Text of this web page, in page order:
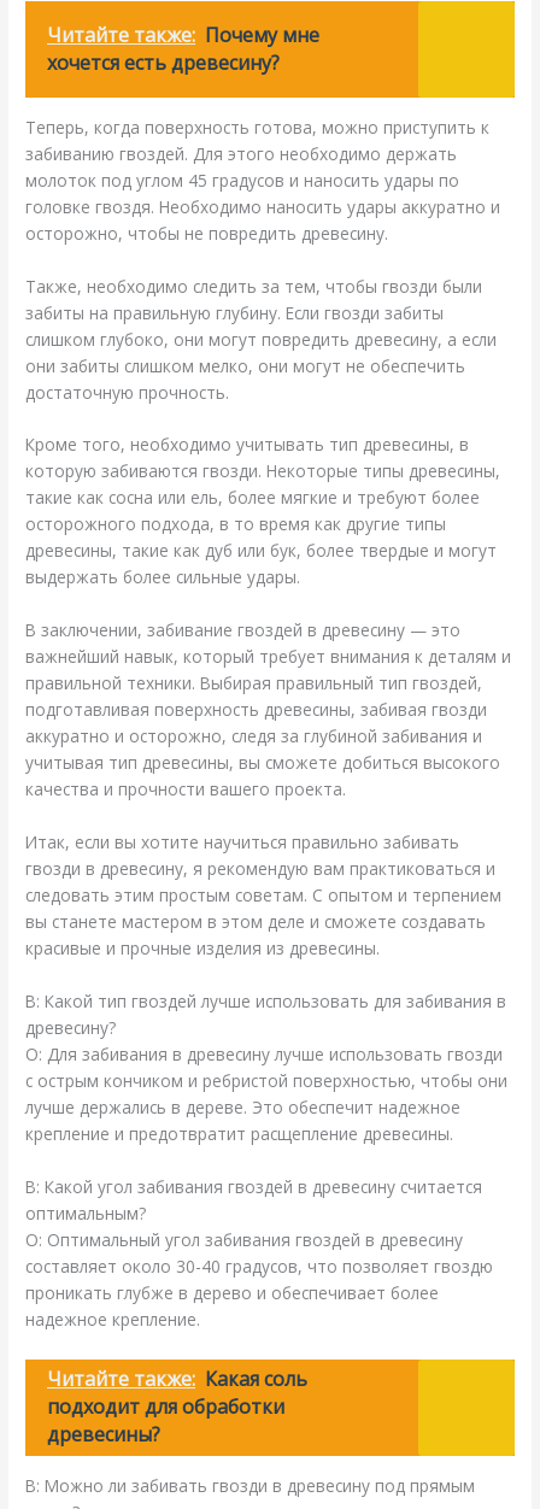
Читайте также: Почему мне
хочется есть древесину?
Теперь, когда поверхность готова, можно приступить к
забиванию гвоздей. Для этого необходимо держать
молоток под углом 45 градусов и наносить удары по
головке гвоздя. Необходимо наносить удары аккуратно и
осторожно, чтобы не повредить древесину.
Также, необходимо следить за тем, чтобы гвозди были
забиты на правильную глубину. Если гвозди забиты
слишком глубоко, они могут повредить древесину, а если
они забиты слишком мелко, они могут не обеспечить
достаточную прочность.
Кроме того, необходимо учитывать тип древесины, в
которую забиваются гвозди. Некоторые типы древесины,
такие как сосна или ель, более мягкие и требуют более
осторожного подхода, в то время как другие типы
древесины, такие как дуб или бук, более твердые и могут
выдержать более сильные удары.
В заключении, забивание гвоздей в древесину — это
важнейший навык, который требует внимания к деталям и
правильной техники. Выбирая правильный тип гвоздей,
подготавливая поверхность древесины, забивая гвозди
аккуратно и осторожно, следя за глубиной забивания и
учитывая тип древесины, вы сможете добиться высокого
качества и прочности вашего проекта.
Итак, если вы хотите научиться правильно забивать
гвозди в древесину, я рекомендую вам практиковаться и
следовать этим простым советам. С опытом и терпением
вы станете мастером в этом деле и сможете создавать
красивые и прочные изделия из древесины.
В: Какой тип гвоздей лучше использовать для забивания в
древесину?
О: Для забивания в древесину лучше использовать гвозди
с острым кончиком и ребристой поверхностью, чтобы они
лучше держались в дереве. Это обеспечит надежное
крепление и предотвратит расщепление древесины.
В: Какой угол забивания гвоздей в древесину считается
оптимальным?
О: Оптимальный угол забивания гвоздей в древесину
составляет около 30-40 градусов, что позволяет гвоздю
проникать глубже в дерево и обеспечивает более
надежное крепление.
Читайте также: Какая соль
подходит для обработки
древесины?
В: Можно ли забивать гвозди в древесину под прямым